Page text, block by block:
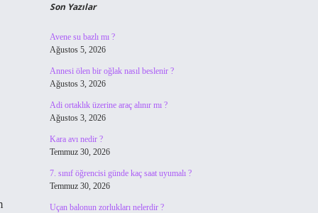
Son Yazılar
Avene su bazlı mı ?
Ağustos 5, 2026
Annesi ölen bir oğlak nasıl beslenir ?
Ağustos 3, 2026
Adi ortaklık üzerine araç alınır mı ?
Ağustos 3, 2026
Kara avı nedir ?
Temmuz 30, 2026
7. sınıf öğrencisi günde kaç saat uyumalı ?
Temmuz 30, 2026
Uçan balonun zorlukları nelerdir ?